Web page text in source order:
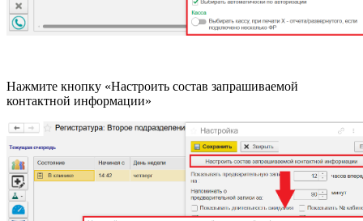
Нажмите кнопку «Настроить состав запрашиваемой
контактной информации»